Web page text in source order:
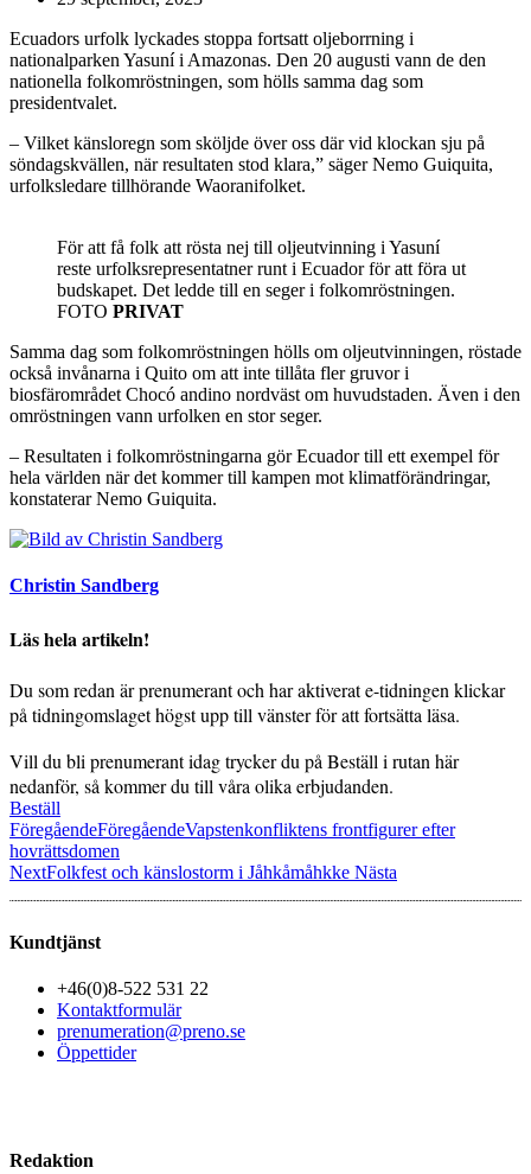
Ecuadors urfolk lyckades stoppa fortsatt oljeborrning i
nationalparken Yasuní i Amazonas. Den 20 augusti vann de den
nationella folkomröstningen, som hölls samma dag som
presidentvalet.
– Vilket känsloregn som sköljde över oss där vid klockan sju på
söndagskvällen, när resultaten stod klara,” säger Nemo Guiquita,
urfolksledare tillhörande Waoranifolket.
För att få folk att rösta nej till oljeutvinning i Yasuní
reste urfolksrepresentatner runt i Ecuador för att föra ut
budskapet. Det ledde till en seger i folkomröstningen.
FOTO PRIVAT
Samma dag som folkomröstningen hölls om oljeutvinningen, röstade
också invånarna i Quito om att inte tillåta fler gruvor i
biosfärområdet Chocó andino nordväst om huvudstaden. Även i den
omröstningen vann urfolken en stor seger.
– Resultaten i folkomröstningarna gör Ecuador till ett exempel för
hela världen när det kommer till kampen mot klimatförändringar,
konstaterar Nemo Guiquita.
Christin Sandberg
Läs hela artikeln!
Du som redan är prenumerant och har aktiverat e-tidningen klickar
på tidningomslaget högst upp till vänster för att fortsätta läsa.
Vill du bli prenumerant idag trycker du på Beställ i rutan här
nedanför, så kommer du till våra olika erbjudanden.
Beställ
FöregåendeFöregåendeVapstenkonfliktens frontfigurer efter
hovrättsdomen
NextFolkfest och känslostorm i Jåhkåmåhkke Nästa
Kundtjänst
+46(0)8-522 531 22
Kontaktformulär
prenumeration@preno.se
Öppettider
Redaktion